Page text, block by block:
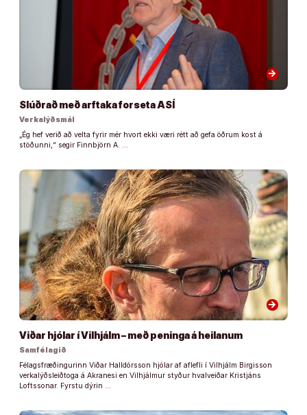
arrow_forward
Slúðrað með arftaka forseta ASÍ
Verkalýðsmál
„Ég hef verið að velta fyrir mér hvort ekki væri rétt að gefa öðrum kost á
stöðunni,“ segir Finnbjörn A. …
arrow_forward
Viðar hjólar í Vilhjálm – með peninga á heilanum
Samfélagið
Félagsfræðingurinn Viðar Halldórsson hjólar af aflefli í Vilhjálm Birgisson
verkalýðsleiðtoga á Akranesi en Vilhjálmur styður hvalveiðar Kristjáns
Loftssonar. Fyrstu dýrin …